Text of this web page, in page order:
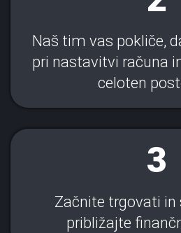
Naš tim vas pokliče,
pri nastavitvi računa
celoten
3
Začnite trgovati in
približajte